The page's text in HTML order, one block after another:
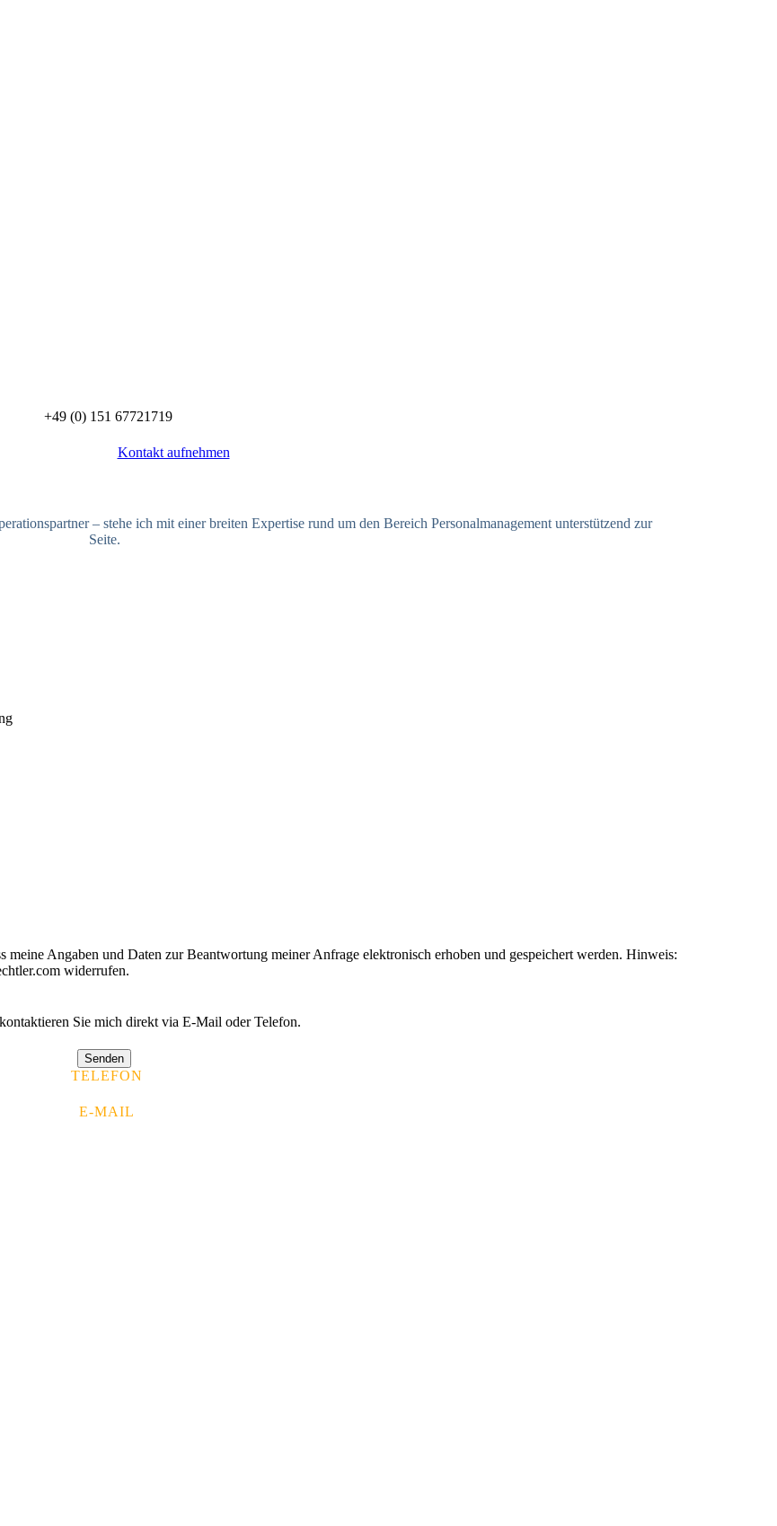
+49 (0) 151 67721719
Kontakt aufnehmen
– stehe ich mit einer breiten Expertise rund um den Bereich Personalmanagement unterstützend zur
Seite.
meine Angaben und Daten zur Beantwortung meiner Anfrage elektronisch erhoben und gespeichert werden. Hinweis:
widerrufen.
Sie mich direkt via E-Mail oder Telefon.
Senden
TELEFON
E-MAIL